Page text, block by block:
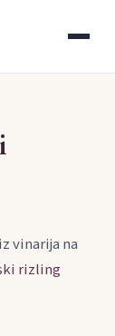
iz vinarija na
rizling